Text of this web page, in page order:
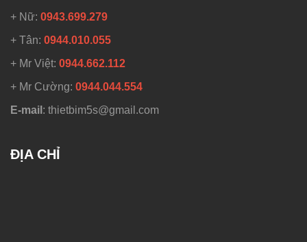
+ Nữ: 0943.699.279
+ Tân: 0944.010.055
+ Mr Việt: 0944.662.112
+ Mr Cường: 0944.044.554
E-mail : thietbim5s@gmail.com
ĐỊA CHỈ